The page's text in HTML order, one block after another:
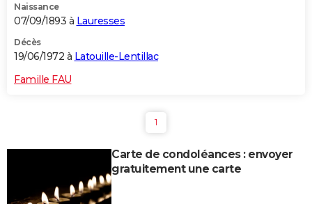
Naissance
07/09/1893 à Lauresses
Décès
19/06/1972 à Latouille-Lentillac
Famille FAU
1
Carte de condoléances : envoyer
gratuitement une carte